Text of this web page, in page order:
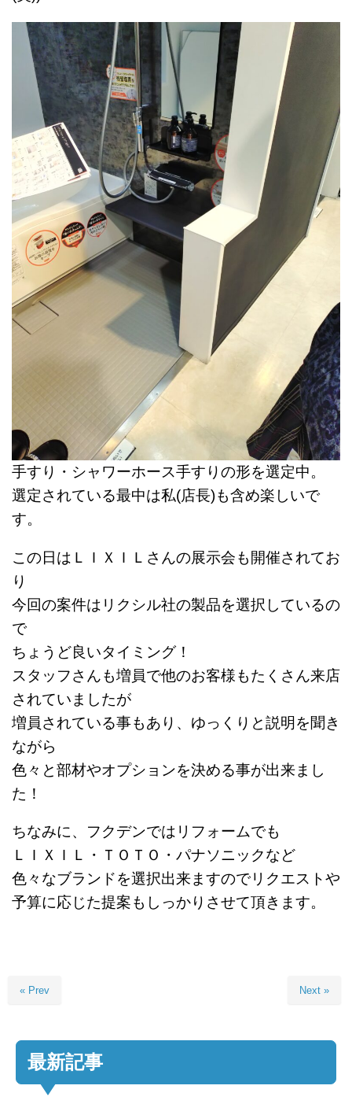
手すり・シャワーホース手すりの形を選定中。
選定されている最中は私(店長)も含め楽しいで
す。
この日はＬＩＸＩＬさんの展示会も開催されてお
り
今回の案件はリクシル社の製品を選択しているの
で
ちょうど良いタイミング！
スタッフさんも増員で他のお客様もたくさん来店
されていましたが
増員されている事もあり、ゆっくりと説明を聞き
ながら
色々と部材やオプションを決める事が出来まし
た！
ちなみに、フクデンではリフォームでも
ＬＩＸＩＬ・ＴＯＴＯ・パナソニックなど
色々なブランドを選択出来ますのでリクエストや
予算に応じた提案もしっかりさせて頂きます。
« Prev Next »
最新記事